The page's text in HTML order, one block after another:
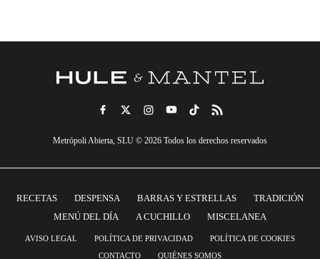
Metrópoli Abierta, SLU © 2026 Todos los derechos reservados
RECETAS DESPENSA BARRAS Y ESTRELLAS
TRADICIÓN
MENÚ DEL DÍA
A CUCHILLO MISCELANEA
AVISO LEGAL POLÍTICA DE PRIVACIDAD
POLÍTICA DE COOKIES
CONTACTO
QUIÉNES SOMOS